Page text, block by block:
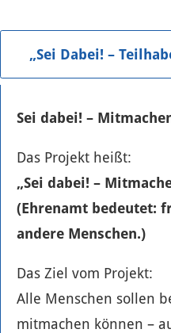
„Sei Dabei! –
Sei dabei! –
Das Projekt heißt:
„Sei dabei! –
(Ehrenamt bedeutet:
andere Menschen.)
Das Ziel vom Projekt:
Alle Menschen sollen
mitmachen können –